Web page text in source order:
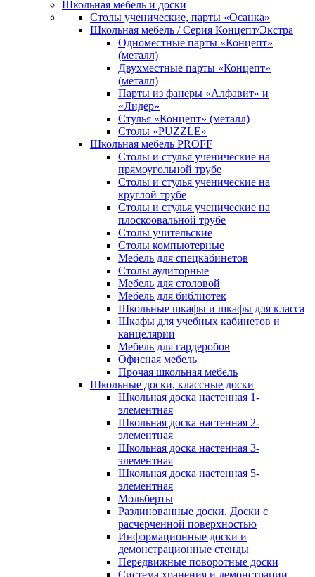
Школьная мебель и доски
Столы ученические, парты «Осанка»
Школьная мебель / Серия Концепт/Экстра
Одноместные парты «Концепт»
(металл)
Двухместные парты «Концепт»
(металл)
Парты из фанеры «Алфавит» и
«Лидер»
Стулья «Концепт» (металл)
Столы «PUZZLE»
Школьная мебель PROFF
Столы и стулья ученические на
прямоугольной трубе
Столы и стулья ученические на
круглой трубе
Столы и стулья ученические на
плоскоовальной трубе
Столы учительские
Столы компьютерные
Мебель для спецкабинетов
Столы аудиторные
Мебель для столовой
Мебель для библиотек
Школьные шкафы и шкафы для класса
Шкафы для учебных кабинетов и
канцелярии
Мебель для гардеробов
Офисная мебель
Прочая школьная мебель
Школьные доски, классные доски
Школьная доска настенная 1-
элементная
Школьная доска настенная 2-
элементная
Школьная доска настенная 3-
элементная
Школьная доска настенная 5-
элементная
Мольберты
Разлинованные доски, Доски с
расчерченной поверхностью
Информационные доски и
демонстрационные стенды
Передвижные поворотные доски